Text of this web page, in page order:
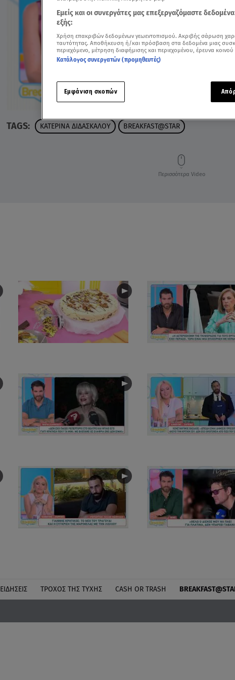
TAGS: ΚΑΤΕΡΙΝΑ ΔΙΔΑΣΚΑΛΟΥ BREAKFAST@STAR
Περισσότερα Video
ΕΙΔΉΣΕΙΣ ΤΡΟΧΌΣ ΤΗΣ ΤΎΧΗΣ CASH OR TRASH
Εμείς και οι συνεργάτες μας επεξεργαζόμαστε
εξής:
Χρήση επακριβών δεδομένων γεωεντοπισμού. Ακριβής σάρωση
ταυτότητας. Αποθήκευση ή/και πρόσβαση στα δεδομένα μιας
περιεχόμενο, μέτρηση διαφήμισης και περιεχομένου, έρευνα
Κατάλογος συνεργατών (προμηθευτές)
Εμφάνιση σκοπών